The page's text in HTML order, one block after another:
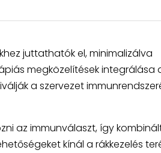
juttathatók el, minimalizálva
megközelítések integrálása
a szervezet
az immunválaszt, így
kínál a rákkezelés